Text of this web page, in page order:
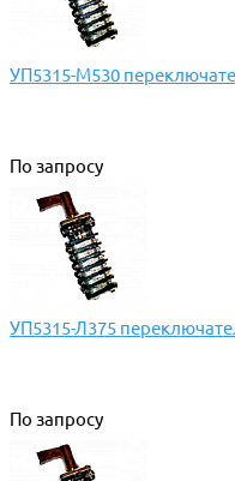
УП5315-М530
По запросу
УП5315-Л375
По запросу